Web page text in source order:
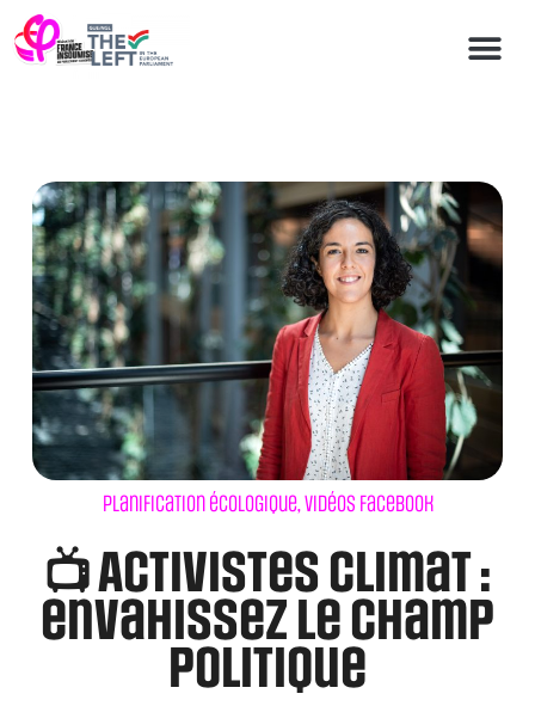
Planification écologique,Vidéos Facebook
📺 Activistes climat :
envahissez le champ
politique